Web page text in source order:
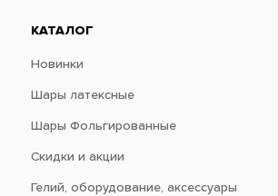
КАТАЛОГ
Новинки
Шары латексные
Шары Фольгированные
Скидки и акции
Гелий, оборудование, аксессуары